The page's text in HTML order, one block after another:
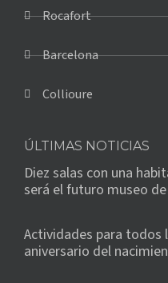
Rocafort
Barcelona
Collioure
ÚLTIMAS NOTICIAS
Diez salas con una
será el futuro museo
Actividades para todos
aniversario del